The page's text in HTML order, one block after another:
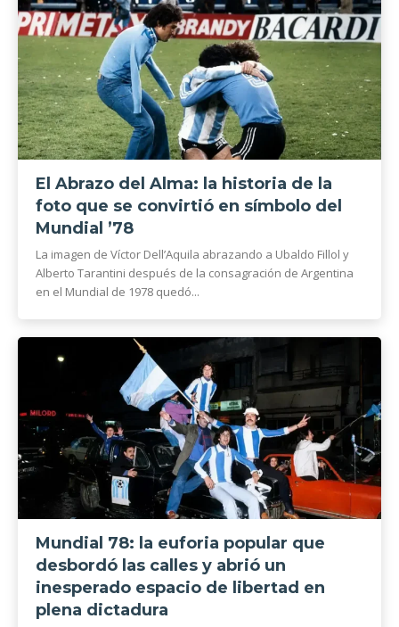
El Abrazo del Alma: la historia de la
foto que se convirtió en símbolo del
Mundial ’78
La imagen de Víctor Dell’Aquila abrazando a Ubaldo Fillol y
Alberto Tarantini después de la consagración de Argentina
en el Mundial de 1978 quedó...
Mundial 78: la euforia popular que
desbordó las calles y abrió un
inesperado espacio de libertad en
plena dictadura